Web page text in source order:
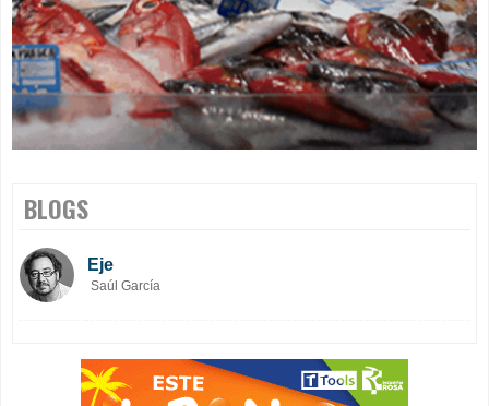
BLOGS
Eje
Saúl García